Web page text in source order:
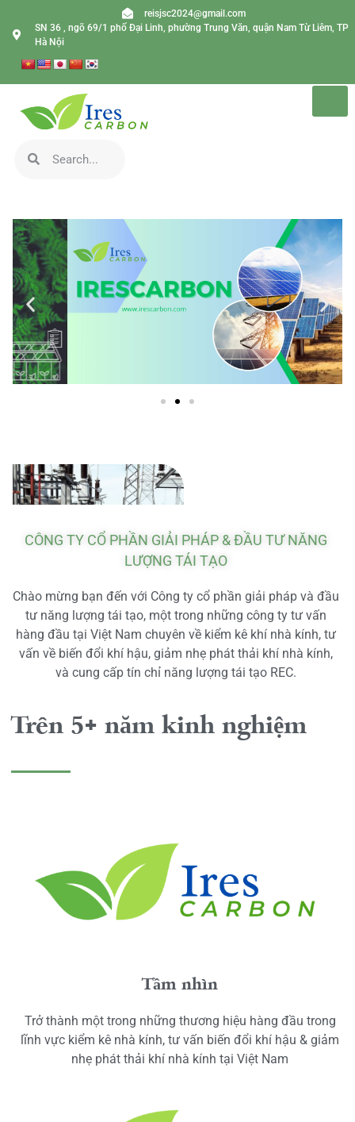
reisjsc2024@gmail.com
SN 36 , ngõ 69/1 phố Đại Linh, phường Trung Văn, quận Nam Từ Liêm, TP
Hà Nội
CÔNG TY CỔ PHẦN GIẢI PHÁP & ĐẦU TƯ NĂNG
LƯỢNG TÁI TẠO
Chào mừng bạn đến với Công ty cổ phần giải pháp và đầu
tư năng lượng tái tạo, một trong những công ty tư vấn
hàng đầu tại Việt Nam chuyên về kiểm kê khí nhà kính, tư
vấn về biến đổi khí hậu, giảm nhẹ phát thải khí nhà kính,
và cung cấp tín chỉ năng lượng tái tạo REC.
Trên 5+ năm kinh nghiệm
Tầm nhìn
Trở thành một trong những thương hiệu hàng đầu trong
lĩnh vực kiểm kê nhà kính, tư vấn biến đổi khí hậu & giảm
nhẹ phát thải khí nhà kính tại Việt Nam